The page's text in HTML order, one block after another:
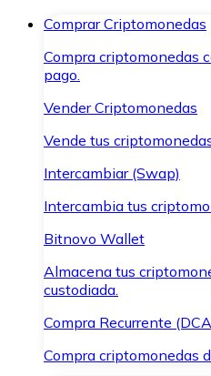
Comprar Criptomonedas
Compra criptomonedas
pago.
Vender Criptomonedas
Vende tus
Intercambiar (Swap)
Intercambia tus
Bitnovo Wallet
Almacena tus
custodiada.
Compra Recurrente
Compra criptomonedas